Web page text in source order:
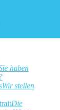
haben
Wir stellen
Die